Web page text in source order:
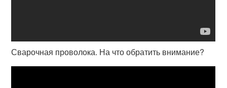
Сварочная проволока. На что обратить внимание?